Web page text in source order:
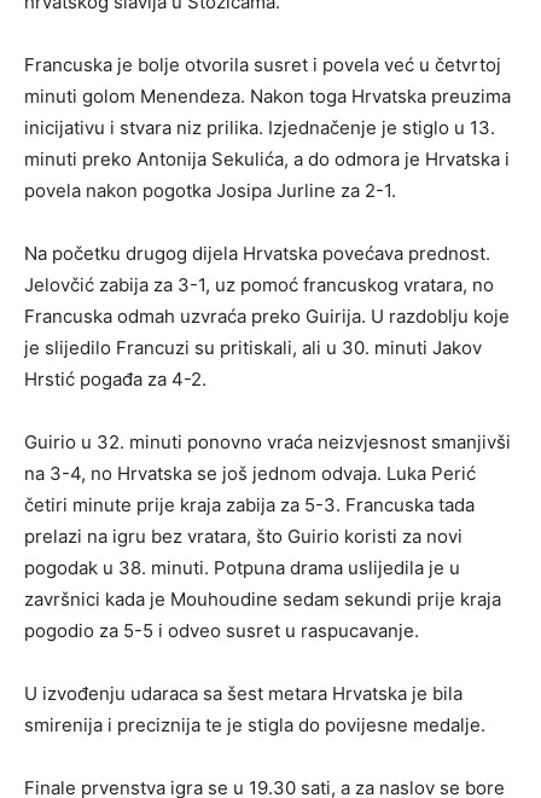
Francuska je bolje otvorila susret i povela već u četvrtoj
minuti golom Menendeza. Nakon toga Hrvatska preuzima
inicijativu i stvara niz prilika. Izjednačenje je stiglo u 13.
minuti preko Antonija Sekulića, a do odmora je Hrvatska i
povela nakon pogotka Josipa Jurline za 2-1.
Na početku drugog dijela Hrvatska povećava prednost.
Jelovčić zabija za 3-1, uz pomoć francuskog vratara, no
Francuska odmah uzvraća preko Guirija. U razdoblju koje
je slijedilo Francuzi su pritiskali, ali u 30. minuti Jakov
Hrstić pogađa za 4-2.
Guirio u 32. minuti ponovno vraća neizvjesnost smanjivši
na 3-4, no Hrvatska se još jednom odvaja. Luka Perić
četiri minute prije kraja zabija za 5-3. Francuska tada
prelazi na igru bez vratara, što Guirio koristi za novi
pogodak u 38. minuti. Potpuna drama uslijedila je u
završnici kada je Mouhoudine sedam sekundi prije kraja
pogodio za 5-5 i odveo susret u raspucavanje.
U izvođenju udaraca sa šest metara Hrvatska je bila
smirenija i preciznija te je stigla do povijesne medalje.
Finale prvenstva igra se u 19.30 sati, a za naslov se bore